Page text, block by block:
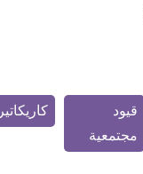
قيود
مجتمعية
كاريكاتير